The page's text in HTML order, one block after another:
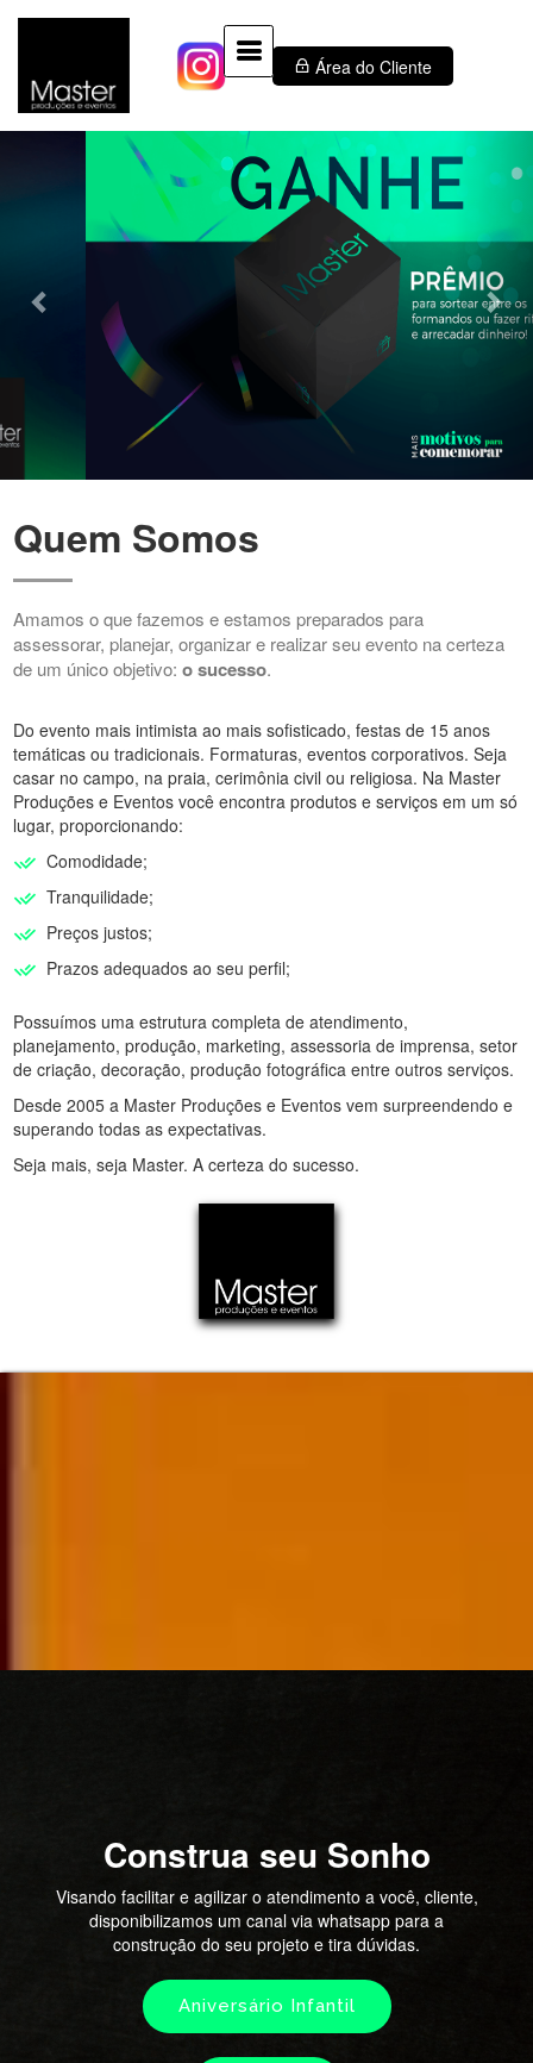
Área do Cliente
Previous
Quem Somos
Amamos o que fazemos e estamos preparados para
assessorar, planejar, organizar e realizar seu evento na certeza
de um único objetivo:o sucesso.
Do evento mais intimista ao mais sofisticado, festas de 15 anos
temáticas ou tradicionais. Formaturas, eventos corporativos. Seja
casar no campo, na praia, cerimônia civil ou religiosa. Na Master
Produções e Eventos você encontra produtos e serviços em um só
lugar, proporcionando:
Comodidade;
Tranquilidade;
Preços justos;
Prazos adequados ao seu perfil;
Possuímos uma estrutura completa de atendimento,
planejamento, produção, marketing, assessoria de imprensa, setor
de criação, decoração, produção fotográfica entre outros serviços.
Desde 2005 a Master Produções e Eventos vem surpreendendo e
superando todas as expectativas.
Seja mais, seja Master. A certeza do sucesso.
Construa seu Sonho
Visando facilitar e agilizar o atendimento a você, cliente,
disponibilizamos um canal via whatsapp para a
construção do seu projeto e tira dúvidas.
Aniversário Infantil